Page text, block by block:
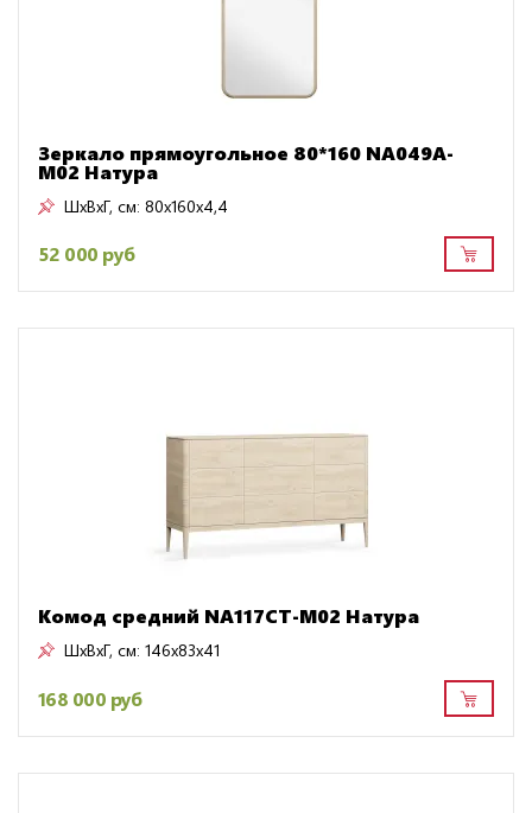
Зеркало прямоугольное 80*160 NA049A-
M02 Натура
ШxВxГ, см: 80x160x4,4
52 000 руб
Комод средний NA117CT-M02 Натура
ШxВxГ, см: 146x83x41
168 000 руб